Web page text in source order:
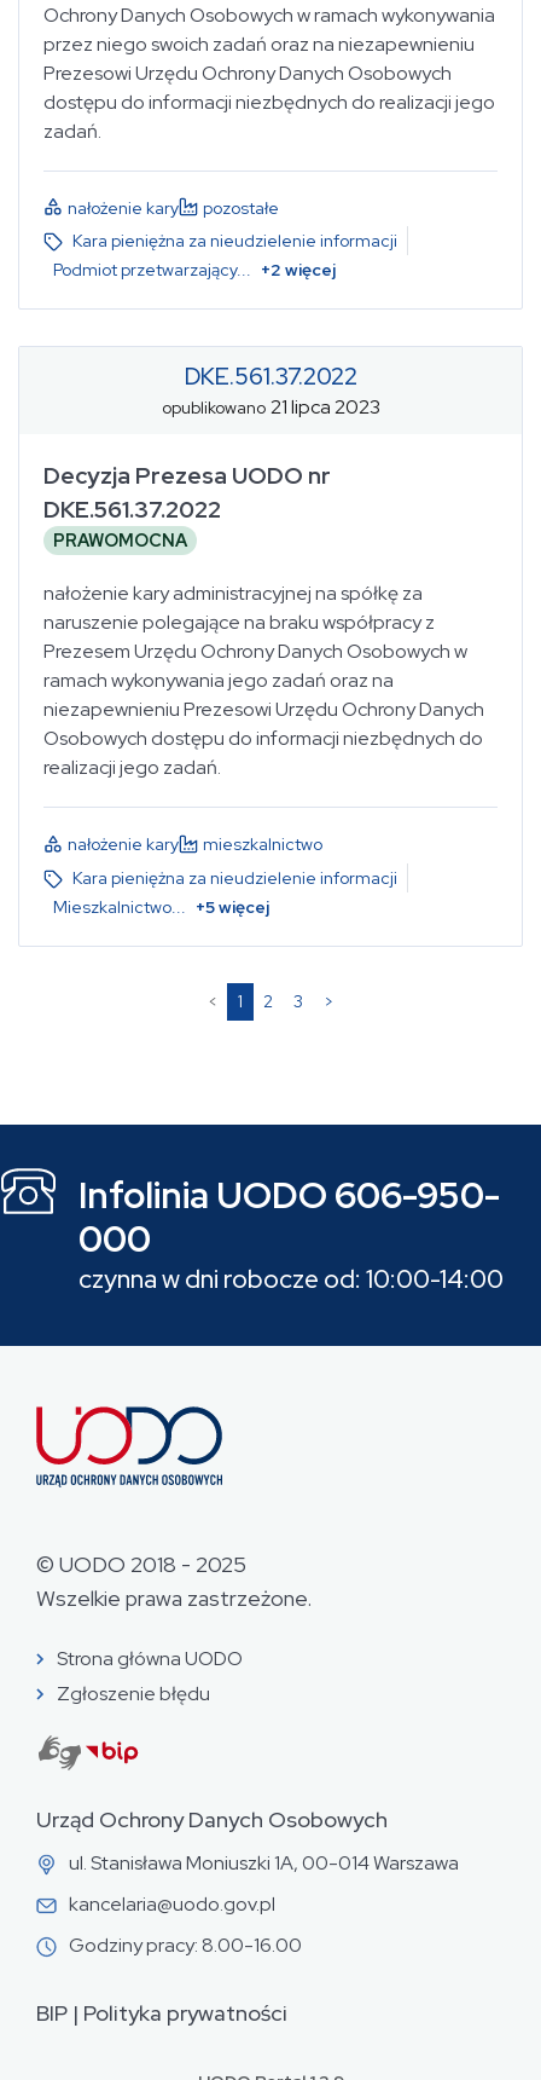
Ochrony Danych Osobowych w ramach wykonywania
przez niego swoich zadań oraz na niezapewnieniu
Prezesowi Urzędu Ochrony Danych Osobowych
dostępu do informacji niezbędnych do realizacji jego
zadań.
nałożenie kary
pozostałe
Kara pieniężna za nieudzielenie informacji
Podmiot przetwarzający... +2 więcej
DKE.561.37.2022
opublikowano 21 lipca 2023
Decyzja Prezesa UODO nr
DKE.561.37.2022
PRAWOMOCNA
nałożenie kary administracyjnej na spółkę za
naruszenie polegające na braku współpracy z
Prezesem Urzędu Ochrony Danych Osobowych w
ramach wykonywania jego zadań oraz na
niezapewnieniu Prezesowi Urzędu Ochrony Danych
Osobowych dostępu do informacji niezbędnych do
realizacji jego zadań.
nałożenie kary
mieszkalnictwo
Kara pieniężna za nieudzielenie informacji
Mieszkalnictwo... +5więcej
< 1 (current)
2 3 >
Infolinia UODO 606-950-
000
czynna w dni robocze od: 10:00-14:00
© UODO 2018 - 2025
Wszelkie prawa zastrzeżone.
Strona główna UODO
Zgłoszenie błędu
Urząd Ochrony Danych Osobowych
ul. Stanisława Moniuszki 1A, 00-014 Warszawa
kancelaria@uodo.gov.pl
Godziny pracy: 8.00-16.00
BIP | Polityka prywatności